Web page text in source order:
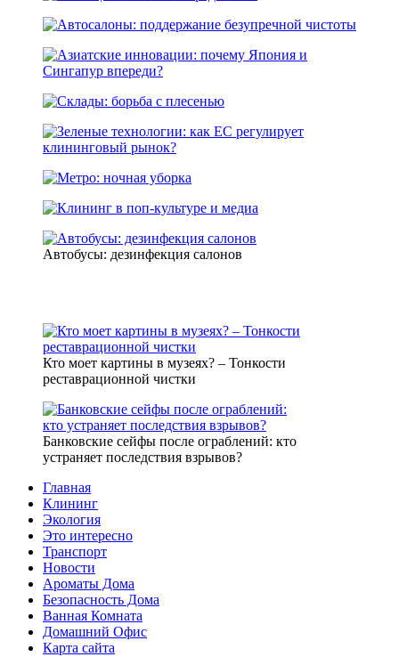
Автобусы: дезинфекция салонов
Кто моет картины в музеях? – Тонкости
реставрационной чистки
Банковские сейфы после ограблений: кто
устраняет последствия взрывов?
Главная
Клининг
Экология
Это интересно
Транспорт
Новости
Ароматы Дома
Безопасность Дома
Ванная Комната
Домашний Офис
Карта сайта